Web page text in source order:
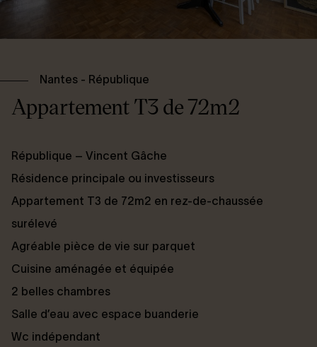
Nantes - République
Appartement T3 de 72m2
République – Vincent Gâche
Résidence principale ou investisseurs
Appartement T3 de 72m2 en rez-de-chaussée
surélevé
Agréable pièce de vie sur parquet
Cuisine aménagée et équipée
2 belles chambres
Salle d’eau avec espace buanderie
Wc indépendant